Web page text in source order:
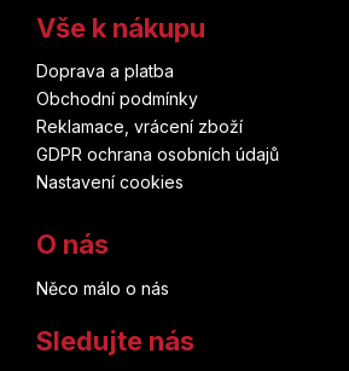
Vše k nákupu
Doprava a platba
Obchodní podmínky
Reklamace, vrácení zboží
GDPR ochrana osobních údajů
Nastavení cookies
O nás
Něco málo o nás
Sledujte nás